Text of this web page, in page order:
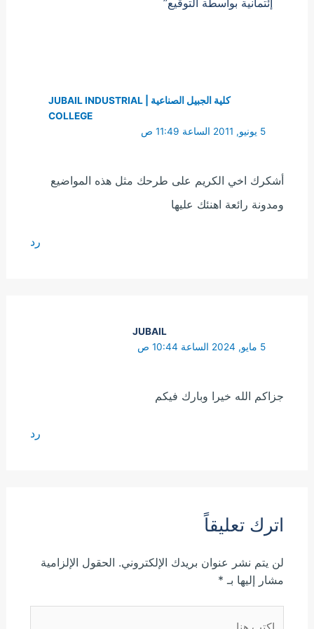
كلية الجبيل الصناعية | JUBAIL INDUSTRIAL
COLLEGE
5 يونيو, 2011 الساعة 11:49 ص
أشكرك اخي الكريم على طرحك مثل هذه المواضيع
ومدونة رائعة اهنئك عليها
رد
JUBAIL
5 مايو, 2024 الساعة 10:44 ص
جزاكم الله خيرا وبارك فيكم
رد
اترك تعليقاً
لن يتم نشر عنوان بريدك الإلكتروني. الحقول الإلزامية
مشار إليها بـ *